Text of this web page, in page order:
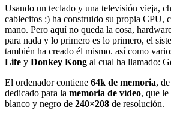
Usando un teclado y una televisión vieja,
cablecitos :) ha construido su propia CPU,
mano. Pero aquí no queda la cosa,
para nada y lo primero es lo primero, el
también ha creado él mismo. así como
Life y Donkey Kong al cual ha llamado:
El ordenador contiene 64k de memoria,
dedicado para la memoria de vídeo, que le
blanco y negro de 240×208 de resolución.